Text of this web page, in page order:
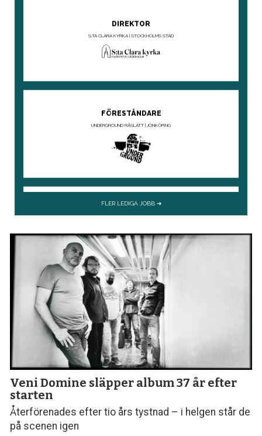
Veni Domine släpper album 37 år efter
starten
Återförenades efter tio års tystnad – i helgen står de
på scenen igen